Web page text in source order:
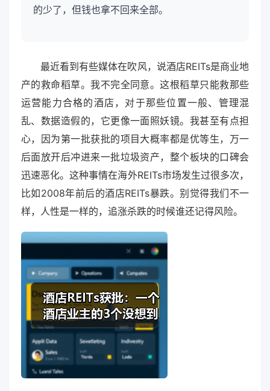
的少了，但钱也拿不回来全部。
最近看到有些媒体在吹风，说酒店REITs是商业地
产的救命稻草。我不完全同意。这根稻草只能救那些
运营能力合格的酒店，对于那些位置一般、管理混
乱、数据造假的，它更像一面照妖镜。我甚至有点担
心，因为第一批获批的项目大概率都是优等生，万一
后面放开后冲进来一批垃圾资产，整个板块的口碑会
迅速恶化。这种事情在海外REITs市场发生过很多次，
比如2008年前后的酒店REITs暴跌。别觉得我们不一
样，人性是一样的，追涨杀跌的时候谁还记得风险。